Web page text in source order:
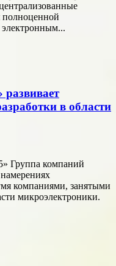
полноценной
электронным...
в области
Группа компаний
компаниями, занятыми
микроэлектроники.